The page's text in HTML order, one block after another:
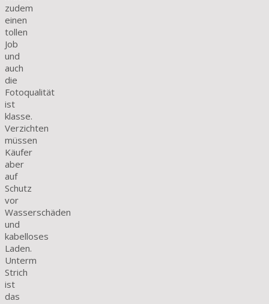
zudem
einen
tollen
Job
und
auch
die
Fotoqualität
ist
klasse.
Verzichten
müssen
Käufer
aber
auf
Schutz
vor
Wasserschäden
und
kabelloses
Laden.
Unterm
Strich
ist
das